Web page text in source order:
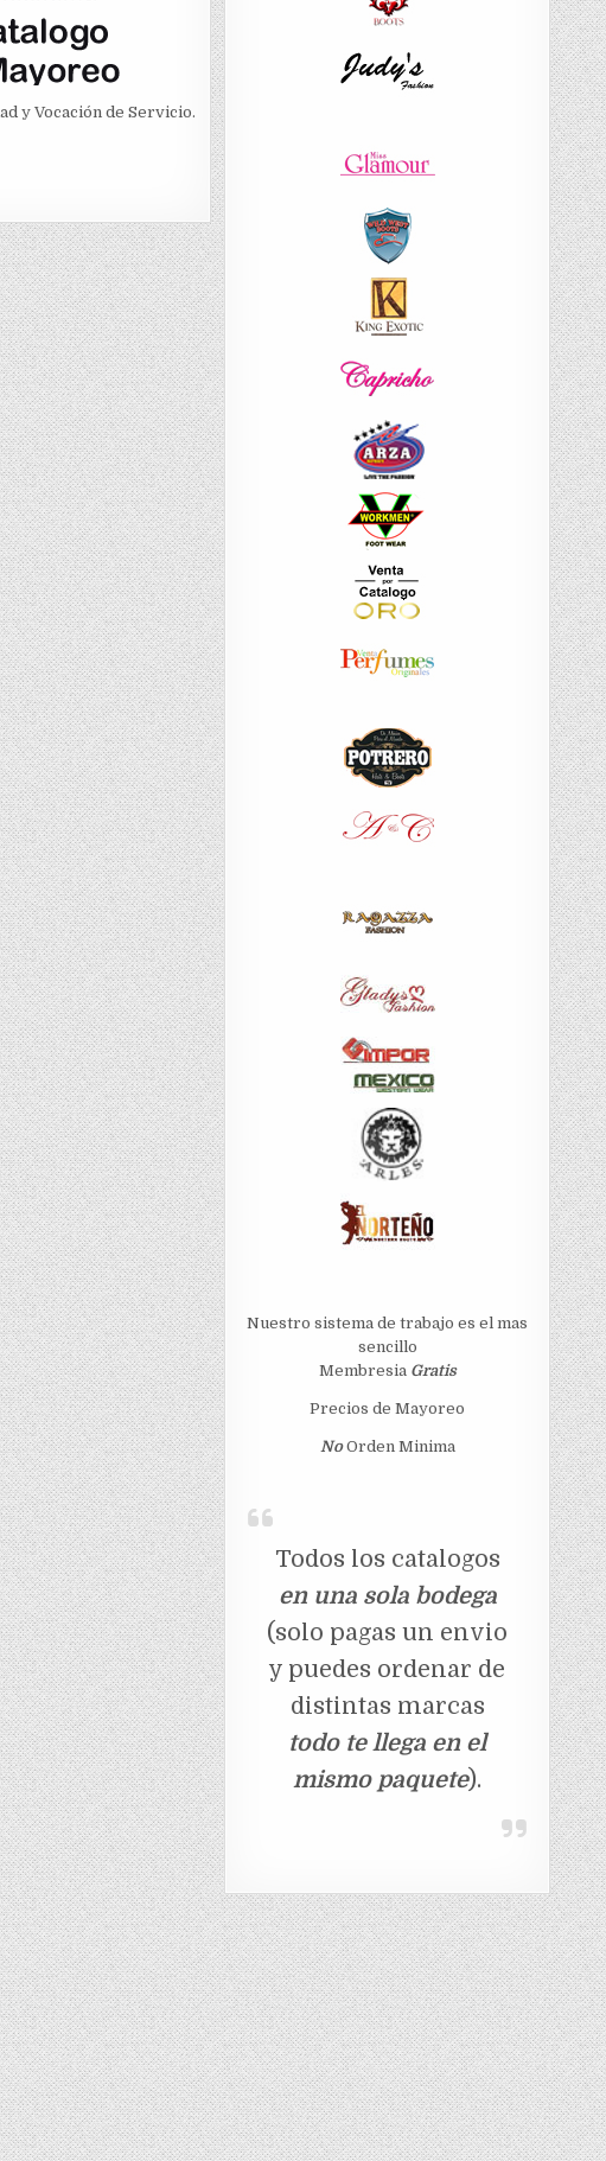
y Vocación de Servicio.
Nuestro sistema de trabajo es el mas
sencillo
Membresia Gratis
Precios de Mayoreo
NoOrden Minima
Todos los catalogos
en una sola bodega
(solo pagas un envio
y puedes ordenar de
distintas marcas
todo te llega en el
mismo paquete).